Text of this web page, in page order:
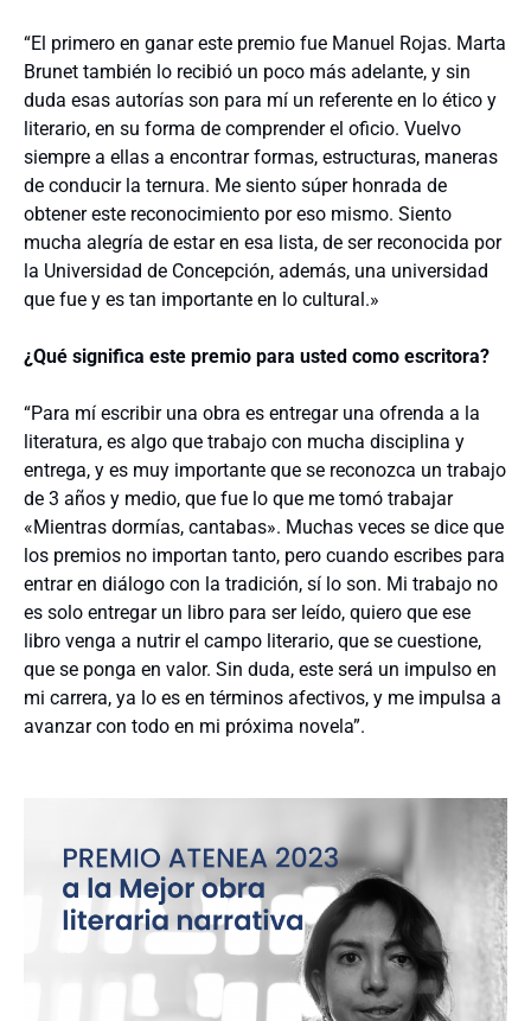
“El primero en ganar este premio fue Manuel Rojas. Marta
Brunet también lo recibió un poco más adelante, y sin
duda esas autorías son para mí un referente en lo ético y
literario, en su forma de comprender el oficio. Vuelvo
siempre a ellas a encontrar formas, estructuras, maneras
de conducir la ternura. Me siento súper honrada de
obtener este reconocimiento por eso mismo. Siento
mucha alegría de estar en esa lista, de ser reconocida por
la Universidad de Concepción, además, una universidad
que fue y es tan importante en lo cultural.»
¿Qué significa este premio para usted como escritora?
“Para mí escribir una obra es entregar una ofrenda a la
literatura, es algo que trabajo con mucha disciplina y
entrega, y es muy importante que se reconozca un trabajo
de 3 años y medio, que fue lo que me tomó trabajar
«Mientras dormías, cantabas». Muchas veces se dice que
los premios no importan tanto, pero cuando escribes para
entrar en diálogo con la tradición, sí lo son. Mi trabajo no
es solo entregar un libro para ser leído, quiero que ese
libro venga a nutrir el campo literario, que se cuestione,
que se ponga en valor. Sin duda, este será un impulso en
mi carrera, ya lo es en términos afectivos, y me impulsa a
avanzar con todo en mi próxima novela”.